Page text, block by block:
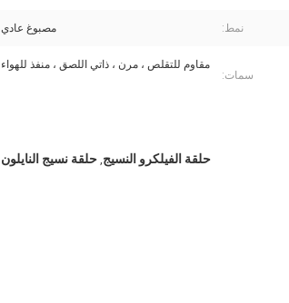
نمط: مصبوغ عادي
سمات:
مقاوم للتقلص ، مرن ، ذاتي اللصق ، منفذ للهواء
حلقة الفيلكرو النسيج, حلقة نسيج النايلون